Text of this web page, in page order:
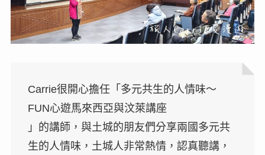
Carrie很開心擔任「多元共生的人情味～
FUN心遊馬來西亞與汶萊講座
」的講師，與土城的朋友們分享兩國多元共
生的人情味，土城人非常熱情，認真聽講，